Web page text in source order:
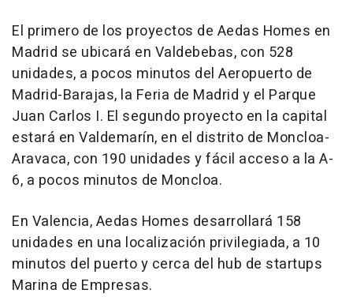
El primero de los proyectos de Aedas Homes en
Madrid se ubicará en Valdebebas, con 528
unidades, a pocos minutos del Aeropuerto de
Madrid-Barajas, la Feria de Madrid y el Parque
Juan Carlos I. El segundo proyecto en la capital
estará en Valdemarín, en el distrito de Moncloa-
Aravaca, con 190 unidades y fácil acceso a la A-
6, a pocos minutos de Moncloa.
En Valencia, Aedas Homes desarrollará 158
unidades en una localización privilegiada, a 10
minutos del puerto y cerca del hub de startups
Marina de Empresas.